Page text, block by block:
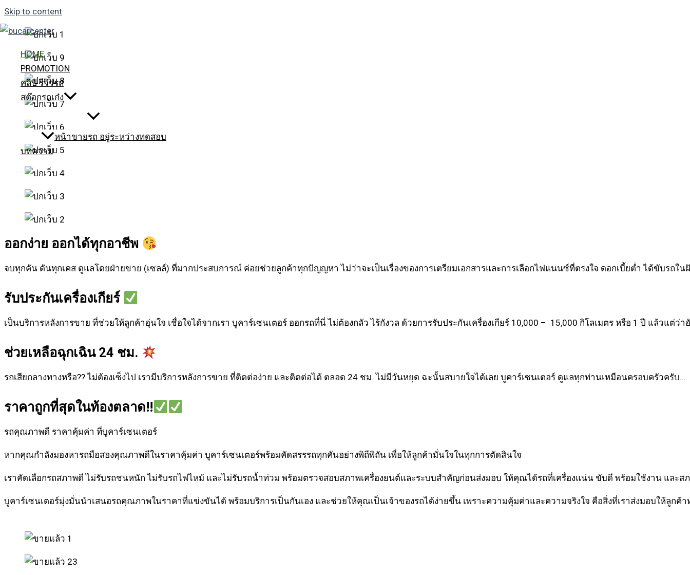
Skip to content
HOME
PROMOTION
คลิป รีวิวรถ
สต๊อกรถเก๋ง
หน้าขายรถ อยู่ระหว่างทดสอบ
บทความ
ออกง่าย ออกได้ทุกอาชีพ
จบทุกคัน ดันทุกเคส ดูแลโดยฝ่ายขาย (เซลล์) ที่มากประสบการณ์ ค่อยช่วยลูกค้าทุกปัญญหา ไม่ว่าจะเป็นเรื่องของการเตรียมเอกสารและการเลือกไฟแนนซ์ที่ตรงใจ ดอกเบี้ยต่ำ ได้ขับรถใน
รับประกันเครื่องเกียร์
เป็นบริการหลังการขาย ที่ช่วยให้ลูกค้าอุ่นใจ เชื่อใจได้จากเรา บูคาร์เซนเตอร์ ออกรถที่นี่ ไม่ต้องกลัว ไร้กังวล ด้วยการรับประกันเครื่องเกียร์ 10,000 – 15,000 กิโลเมตร หรือ 1 ปี แล้วแต่ว่า
ช่วยเหลือฉุกเฉิน 24 ชม.
รถเสียกลางทางหรือ?? ไม่ต้องเซ็งไป เรามีบริการหลังการขาย ที่ติดต่อง่าย และติดต่อได้ ตลอด 24 ชม. ไม่มีวันหยุด ฉะนั้นสบายใจได้เลย บูคาร์เซนเตอร์ ดูแลทุกท่านเหมือนครอบครัวครับ…
ราคาถูกที่สุดในท้องตลาด!!
รถคุณภาพดี ราคาคุ้มค่า ที่บูคาร์เซนเตอร์
หากคุณกำลังมองหารถมือสองคุณภาพดีในราคาคุ้มค่า บูคาร์เซนเตอร์พร้อมคัดสรรรถทุกคันอย่างพิถีพิถัน เพื่อให้ลูกค้ามั่นใจในทุกการตัดสินใจ
เราคัดเลือกรถสภาพดี ไม่รับรถชนหนัก ไม่รับรถไฟไหม้ และไม่รับรถน้ำท่วม พร้อมตรวจสอบสภาพเครื่องยนต์และระบบสำคัญก่อนส่งมอบ ให้คุณได้รถที่เครื่องแน่น ขับดี พร้อมใช้งาน และส
บูคาร์เซนเตอร์มุ่งมั่นนำเสนอรถคุณภาพในราคาที่แข่งขันได้ พร้อมบริการเป็นกันเอง และช่วยให้คุณเป็นเจ้าของรถได้ง่ายขึ้น เพราะความคุ้มค่าและความจริงใจ คือสิ่งที่เราส่งมอบให้ลูกค้